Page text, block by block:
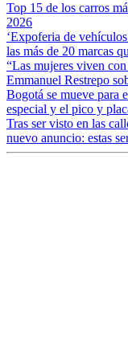
Top 15 de los carros
2026
‘Expoferia de
las más de 20 marcas
“Las mujeres viven
Emmanuel Restrepo
Bogotá se mueve para
especial y el pico y
Tras ser visto en las
nuevo anuncio: estas